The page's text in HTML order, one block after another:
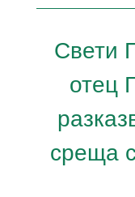
Свети
отец
среща